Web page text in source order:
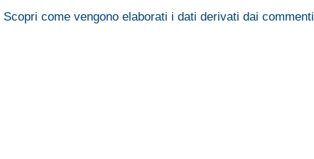
Scopri come vengono elaborati i dati derivati dai commenti